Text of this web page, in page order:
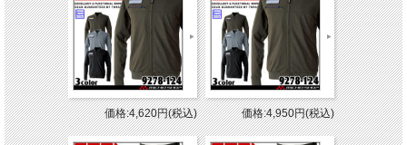
価格:4,620円(税込) 価格:4,950円(税込)